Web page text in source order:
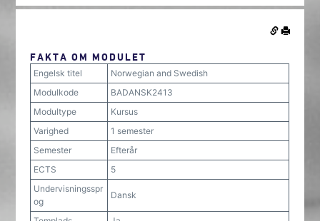
FAKTA OM MODULET
Engelsk titel
Norwegian and Swedish
Modulkode
BADANSK2413
Modultype
Kursus
Varighed
1 semester
Semester
Efterår
ECTS
5
Undervisningsspr
og
Dansk